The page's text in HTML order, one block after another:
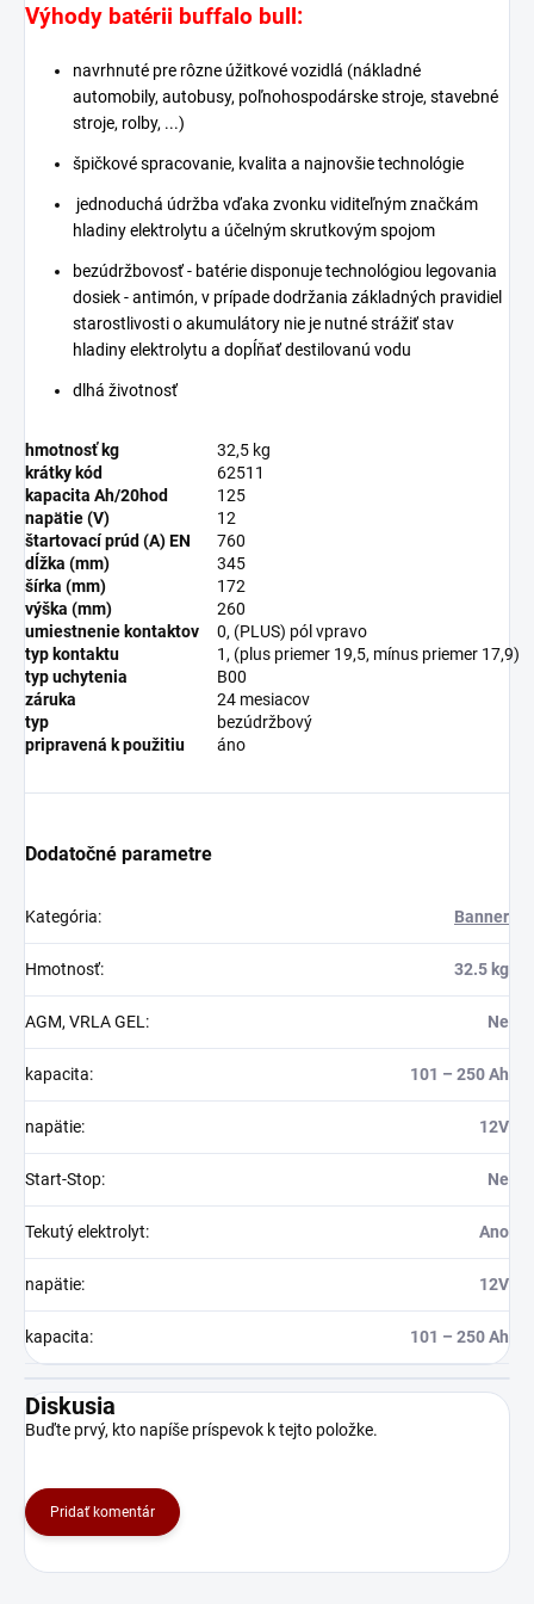
Výhody batérii buffalo bull:
navrhnuté pre rôzne úžitkové vozidlá (nákladné
automobily, autobusy, poľnohospodárske stroje, stavebné
stroje, rolby, ...)
špičkové spracovanie, kvalita a najnovšie technológie
jednoduchá údržba vďaka zvonku viditeľným značkám
hladiny elektrolytu a účelným skrutkovým spojom
bezúdržbovosť - batérie disponuje technológiou legovania
dosiek - antimón, v prípade dodržania základných pravidiel
starostlivosti o akumulátory nie je nutné strážiť stav
hladiny elektrolytu a dopĺňať destilovanú vodu
dlhá životnosť
hmotnosť kg
32,5 kg
krátky kód
62511
kapacita Ah/20hod
125
napätie (V)
12
štartovací prúd (A) EN
760
dĺžka (mm)
345
šírka (mm)
172
výška (mm)
260
umiestnenie kontaktov
0, (PLUS) pól vpravo
typ kontaktu
1, (plus priemer 19,5, mínus priemer 17,9)
typ uchytenia
B00
záruka
24 mesiacov
typ
bezúdržbový
pripravená k použitiu
áno
Dodatočné parametre
Kategória: Banner
Hmotnosť: 32.5 kg
AGM, VRLA GEL : Ne
kapacita: 101 – 250 Ah
napätie: 12V
Start-Stop: Ne
Tekutý elektrolyt: Ano
napätie: 12V
kapacita: 101 – 250 Ah
Diskusia
Buďte prvý, kto napíše príspevok k tejto položke.
Pridať komentár